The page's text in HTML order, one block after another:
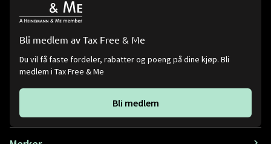
Bli medlem av Tax Free & Me
Du vil få faste fordeler, rabatter og poeng på dine kjøp. Bli
medlem i Tax Free & Me
Bli medlem